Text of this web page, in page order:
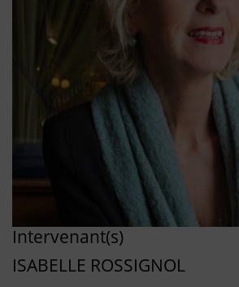
Intervenant(s)
ISABELLE ROSSIGNOL